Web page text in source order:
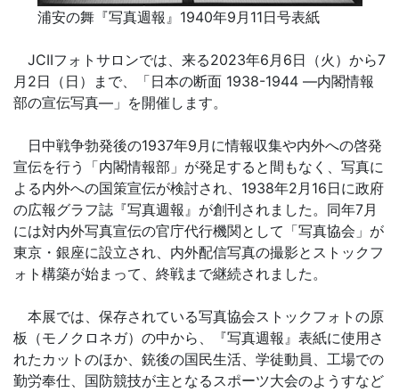
浦安の舞『写真週報』1940年9月11日号表紙
JCIIフォトサロンでは、来る2023年6月6日（火）から7
月2日（日）まで、「日本の断面 1938-1944 ―内閣情報
部の宣伝写真―」を開催します。
日中戦争勃発後の1937年9月に情報収集や内外への啓発
宣伝を行う「内閣情報部」が発足すると間もなく、写真に
よる内外への国策宣伝が検討され、1938年2月16日に政府
の広報グラフ誌『写真週報』が創刊されました。同年7月
には対内外写真宣伝の官庁代行機関として「写真協会」が
東京・銀座に設立され、内外配信写真の撮影とストックフ
ォト構築が始まって、終戦まで継続されました。
本展では、保存されている写真協会ストックフォトの原
板（モノクロネガ）の中から、『写真週報』表紙に使用さ
れたカットのほか、銃後の国民生活、学徒動員、工場での
勤労奉仕、国防競技が主となるスポーツ大会のようすなど